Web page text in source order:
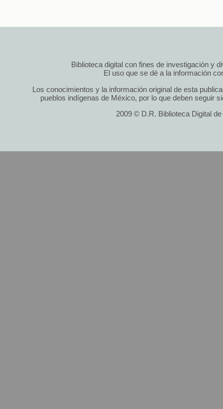
Biblioteca digital con fines de investigación y
El uso que se dé a la información
Los conocimientos y la información original de esta
pueblos indígenas de México, por lo que deben seguir
2009 © D.R. Biblioteca Digital